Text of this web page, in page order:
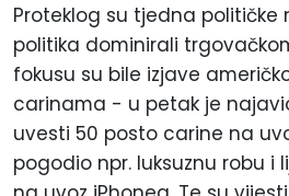
Proteklog su tjedna političke
politika dominirali
fokusu su bile izjave
carinama - u petak je
uvesti 50 posto carine na
pogodio npr. luksuznu robu i